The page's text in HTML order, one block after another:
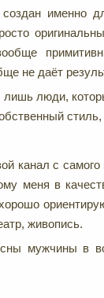
именно
не даёт
люди,
канал с
меня в
живопись.
мужчины в